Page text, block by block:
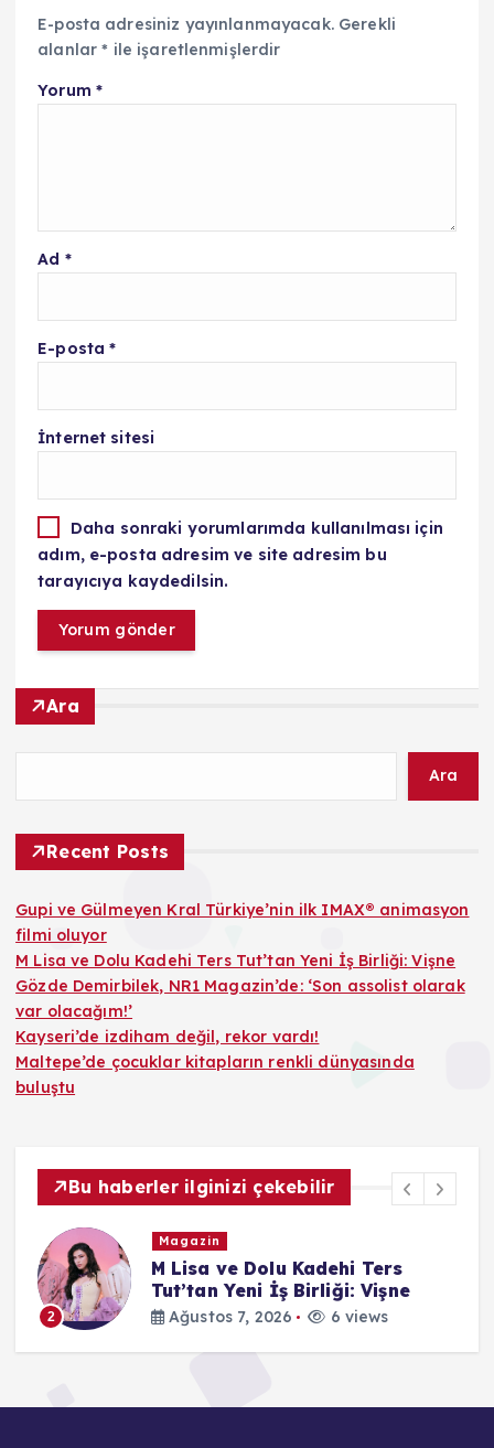
E-posta adresiniz yayınlanmayacak. Gerekli
alanlar* ile işaretlenmişlerdir
Yorum *
Ad *
E-posta*
İnternet sitesi
Daha sonraki yorumlarımda kullanılması için
adım, e-posta adresim ve site adresim bu
tarayıcıya kaydedilsin.
Ara
Ara
Recent Posts
Gupi ve Gülmeyen Kral Türkiye’nin ilk IMAX® animasyon
filmi oluyor
M Lisa ve Dolu Kadehi Ters Tut’tan Yeni İş Birliği: Vişne
Gözde Demirbilek, NR1 Magazin’de: ‘Son assolist olarak
var olacağım!’
Kayseri’de izdiham değil, rekor vardı!
Maltepe’de çocuklar kitapların renkli dünyasında
buluştu
Bu haberler ilginizi çekebilir
2
Magazin
M Lisa ve Dolu Kadehi Ters
Tut’tan Yeni İş Birliği: Vişne
Ağustos 7, 2026 6 views